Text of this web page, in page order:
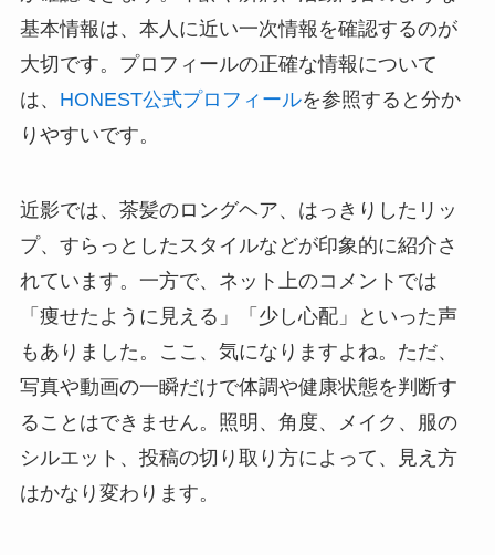
基本情報は、本人に近い一次情報を確認するのが
大切です。プロフィールの正確な情報について
は、 HONEST公式プロフィールを参照すると分か
りやすいです。
近影では、茶髪のロングヘア、はっきりしたリッ
プ、すらっとしたスタイルなどが印象的に紹介さ
れています。一方で、ネット上のコメントでは
「痩せたように見える」「少し心配」といった声
もありました。ここ、気になりますよね。ただ、
写真や動画の一瞬だけで体調や健康状態を判断す
ることはできません。照明、角度、メイク、服の
シルエット、投稿の切り取り方によって、見え方
はかなり変わります。